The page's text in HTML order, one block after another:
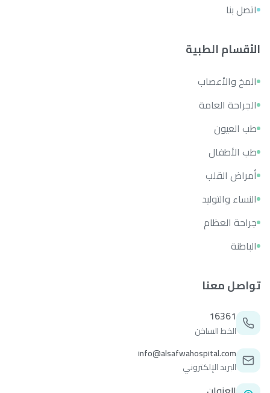
اتصل بنا
الأقسام الطبية
المخ والأعصاب
الجراحة العامة
طب العيون
طب الأطفال
أمراض القلب
النساء والتوليد
جراحة العظام
الباطنة
تواصل معنا
16361
الخط الساخن
info@alsafwahospital.com
البريد الإلكتروني